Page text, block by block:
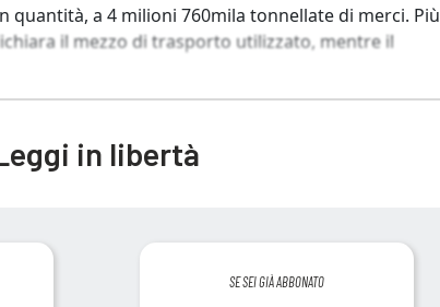
quantità, a 4 milioni 760mila tonnellate di merci. Più
il mezzo di trasporto utilizzato, mentre il
in libertà
SE SEI GIÀ ABBONATO